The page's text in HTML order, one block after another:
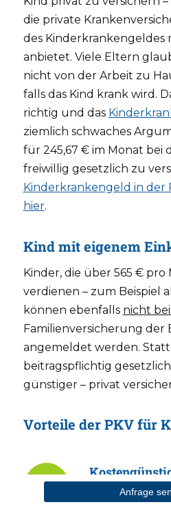
die private
des Kinderkrankengeldes
anbietet. Viele Eltern
nicht von der Arbeit zu
falls das Kind krank wird.
richtig und das
ziemlich schwaches
für 245,67 € im Monat bei
freiwillig gesetzlich zu
Kinderkrankengeld in der
hier.
Kind mit eigenem
Kinder, die über 565 € pro
verdienen – zum Beispiel
können ebenfalls nicht
Familienversicherung der
angemeldet werden.
beitragspflichtig
günstiger – privat
Vorteile der PKV für
Richtiggute
Anfrage